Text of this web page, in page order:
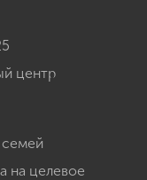
центр
на целевое